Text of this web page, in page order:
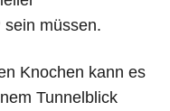
müssen.
Knochen kann es
Tunnelblick